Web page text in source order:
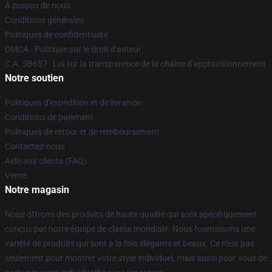
À propos de nous
Conditions générales
Politiques de confidentialité
DMCA - Politique sur le droit d'auteur
C.A. SB657 : Loi sur la transparence de la chaîne d'approvisionnement
Notre soutien
Politiques d'expédition et de livraison
Conditions de paiement
Politiques de retour et de remboursement
Contactez-nous
Aide aux clients (FAQ)
Vente
Notre magasin
Nous offrons des produits de haute qualité qui sont spécifiquement
conçus par notre équipe de classe mondiale. Nous fournissons une
variété de produits qui sont à la fois élégants et beaux. Ce n'est pas
seulement pour montrer votre style individuel, mais aussi pour vous de